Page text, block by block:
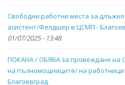
Свободни работни места за
асистент/Фелдшер в ЦСМП -
01/07/2025 - 13:48
ПОКАНА / ОБЯВА за провеждане на
на пълномощниците/ на
Благоевград